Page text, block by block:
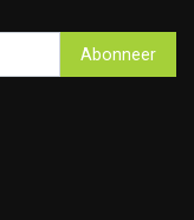
Abonneer